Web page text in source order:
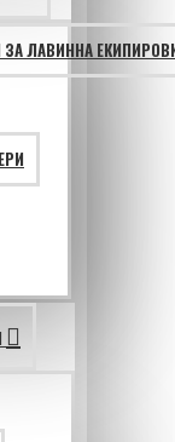
ЗА ЛАВИННА